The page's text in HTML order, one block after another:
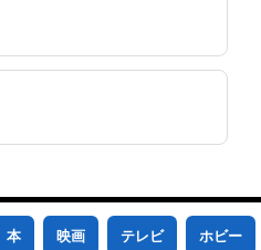
本 映画 テレビ ホビー